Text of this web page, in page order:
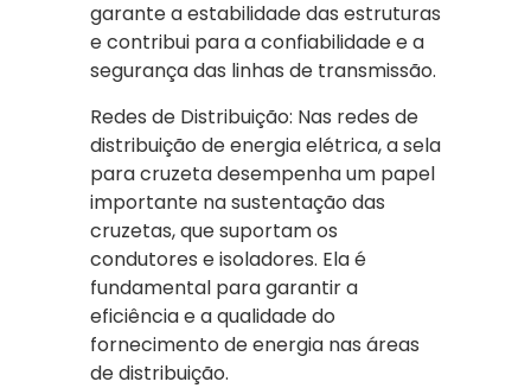
garante a estabilidade das estruturas
e contribui para a confiabilidade e a
segurança das linhas de transmissão.
Redes de Distribuição: Nas redes de
distribuição de energia elétrica, a sela
para cruzeta desempenha um papel
importante na sustentação das
cruzetas, que suportam os
condutores e isoladores. Ela é
fundamental para garantir a
eficiência e a qualidade do
fornecimento de energia nas áreas
de distribuição.